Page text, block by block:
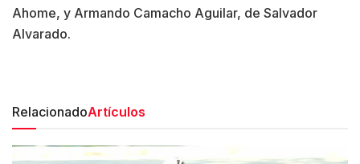
Ahome, y Armando Camacho Aguilar, de Salvador
Alvarado.
RelacionadoArtículos